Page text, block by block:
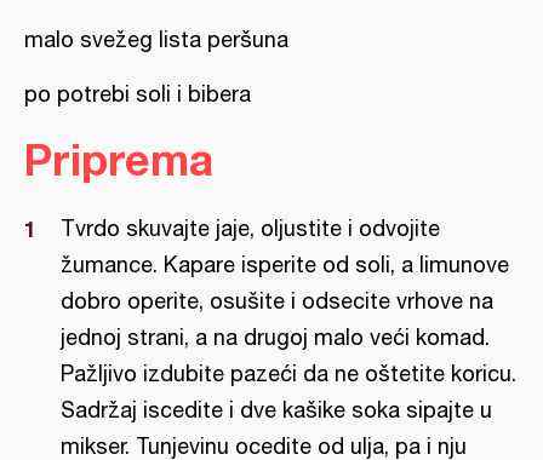
malo svežeg lista peršuna
po potrebi soli i bibera
Priprema
Tvrdo skuvajte jaje, oljustite i odvojite
žumance. Kapare isperite od soli, a limunove
dobro operite, osušite i odsecite vrhove na
jednoj strani, a na drugoj malo veći komad.
Pažljivo izdubite pazeći da ne oštetite koricu.
Sadržaj iscedite i dve kašike soka sipajte u
mikser. Tunjevinu ocedite od ulja, pa i nju